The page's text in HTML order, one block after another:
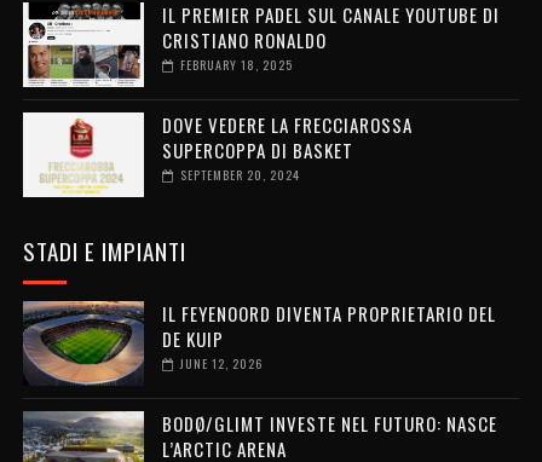
IL PREMIER PADEL SUL CANALE YOUTUBE DI
CRISTIANO RONALDO
FEBRUARY 18, 2025
DOVE VEDERE LA FRECCIAROSSA
SUPERCOPPA DI BASKET
SEPTEMBER 20, 2024
STADI E IMPIANTI
IL FEYENOORD DIVENTA PROPRIETARIO DEL
DE KUIP
JUNE 12, 2026
BODØ/GLIMT INVESTE NEL FUTURO: NASCE
L’ARCTIC ARENA